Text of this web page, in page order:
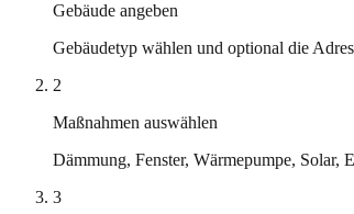
Gebäude angeben
Gebäudetyp wählen und optional die
2
Maßnahmen auswählen
Dämmung, Fenster, Wärmepumpe, Solar,
3